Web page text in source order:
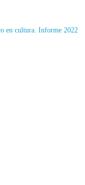
en cultura. Informe 2022